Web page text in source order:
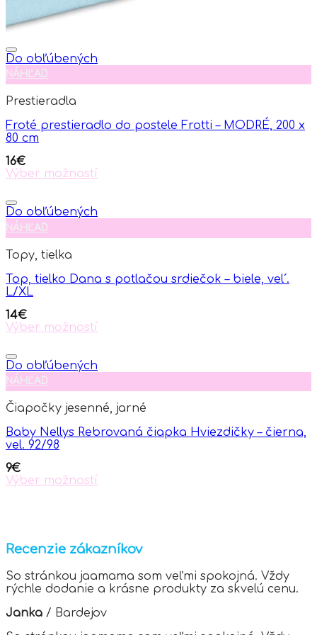
Do obľúbených
NÁHĽAD
Prestieradla
Froté prestieradlo do postele Frotti – MODRÉ, 200 x
80 cm
16€
Výber možností
product
has
multiple
variants.
The
options
may
be
chosen
on
the
page
Do obľúbených
NÁHĽAD
Topy, tielka
Top, tielko Dana s potlačou srdiečok – biele, vel´.
L/XL
14€
Výber možností
product
has
multiple
variants.
The
options
may
be
chosen
on
the
Do obľúbených
NÁHĽAD
Čiapočky jesenné, jarné
Baby Nellys Rebrovaná čiapka Hviezdičky – čierna,
vel. 92/98
9€
Výber možností
variants.
The
options
may
be
chosen
on
Recenzie zákazníkov
So stránkou jaamama som veľmi spokojná. Vždy
rýchle dodanie a krásne produkty za skvelú cenu.
Janka / Bardejov